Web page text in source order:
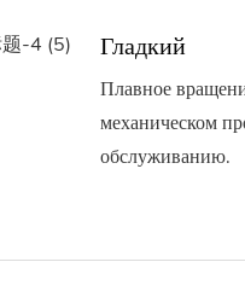
Гладкий
Плавное
механическом
обслуживанию.